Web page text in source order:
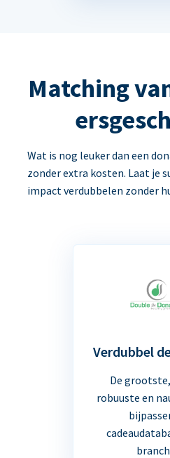
Matching
Wat is nog leuker dan een
zonder extra kosten. Laat je
impact verdubbelen zonder
Verdubbel
De
robuuste en